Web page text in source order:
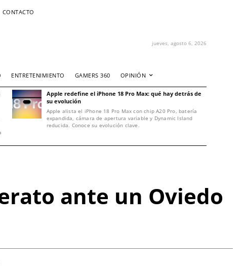
CONTACTO
jueves, agosto 6, 2026
ENTRETENIMIENTO GAMERS 360 OPINIÓN
Apple redefine el iPhone 18 Pro Max: qué hay detrás de
su evolución
Apple alista el iPhone 18 Pro Max con chip A20 Pro, batería
expandida, cámara de apertura variable y Dynamic Island
reducida. Conoce su evolución clave.
ante un Oviedo